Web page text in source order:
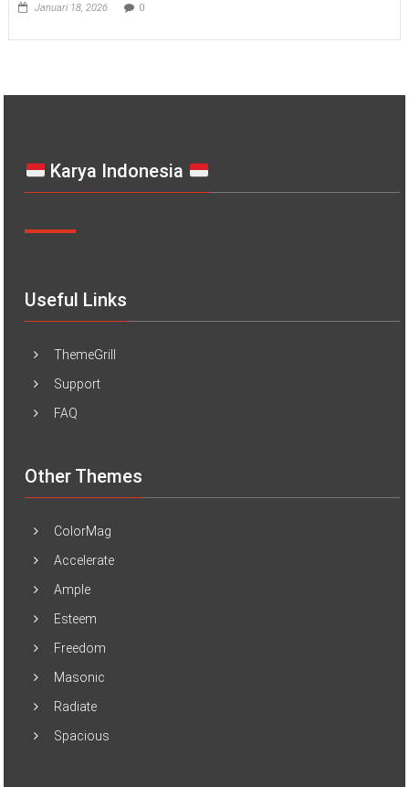
Januari 18, 2026 0
Karya Indonesia
Useful Links
ThemeGrill
Support
FAQ
Other Themes
ColorMag
Accelerate
Ample
Esteem
Freedom
Masonic
Radiate
Spacious